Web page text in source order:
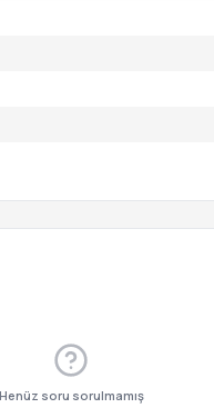
Henüz soru sorulmamış